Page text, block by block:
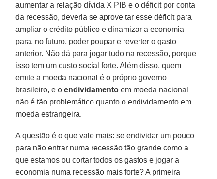
aumentar a relação dívida X PIB e o déficit por conta
da recessão, deveria se aproveitar esse déficit para
ampliar o crédito público e dinamizar a economia
para, no futuro, poder poupar e reverter o gasto
anterior. Não dá para jogar tudo na recessão, porque
isso tem um custo social forte. Além disso, quem
emite a moeda nacional é o próprio governo
brasileiro, e oendividamento em moeda nacional
não é tão problemático quanto o endividamento em
moeda estrangeira.
A questão é o que vale mais: se endividar um pouco
para não entrar numa recessão tão grande como a
que estamos ou cortar todos os gastos e jogar a
economia numa recessão mais forte? A primeira